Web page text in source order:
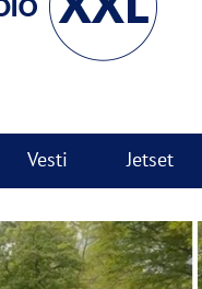
Vesti Jetset